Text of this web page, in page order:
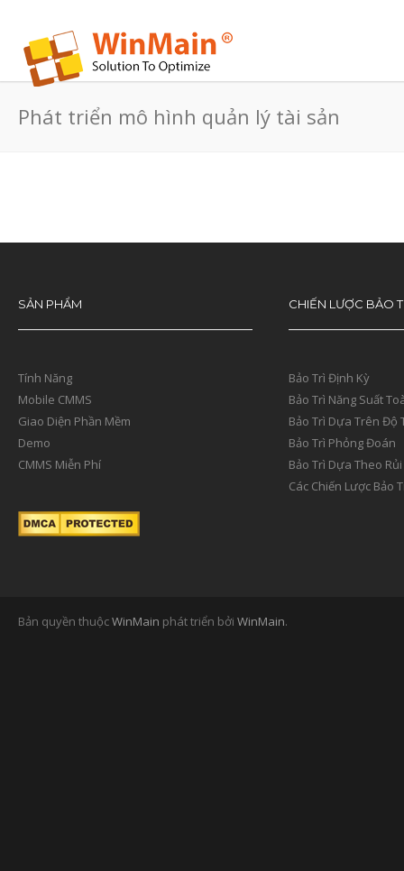
Phát triển mô hình quản lý tài sản
SẢN PHẨM
Tính Năng
Mobile CMMS
Giao Diện Phần Mềm
Demo
CMMS Miễn Phí
CHIẾN LƯỢC BẢO
Bảo Trì Định Kỳ
Bảo Trì Năng Suất
Bảo Trì Dựa Trên Độ
Bảo Trì Phỏng Đoán
Bảo Trì Dựa Theo
Các Chiến Lược Bảo
Bản quyền thuộcWinMain phát triển bởi WinMain.